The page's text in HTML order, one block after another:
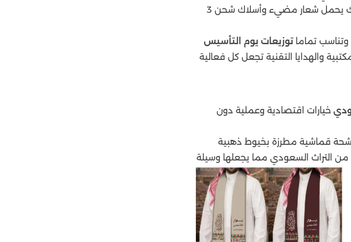
خيارات مبتكرة تشمل باور بانك يحمل شعار مضيء وأسلاك شحن 3
وتناسب تماماتوزيعات يوم التأسيس
والهدايا التقنية تجعل كل فعالية
خيارات اقتصادية وعملية دون
قماشية مطرزة بخيوط ذهبية
التراث السعودي مما يجعلها وسيلة